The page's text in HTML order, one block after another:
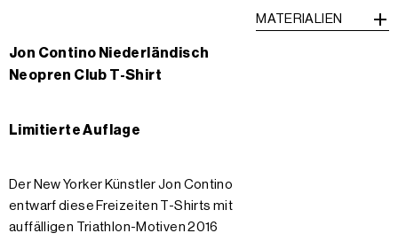
Jon Contino Niederländisch
Neopren Club T-Shirt
Limitierte Auflage
Der New Yorker Künstler Jon Contino
entwarf diese Freizeiten T-Shirts mit
auffälligen Triathlon-Motiven 2016
MATERIALIEN